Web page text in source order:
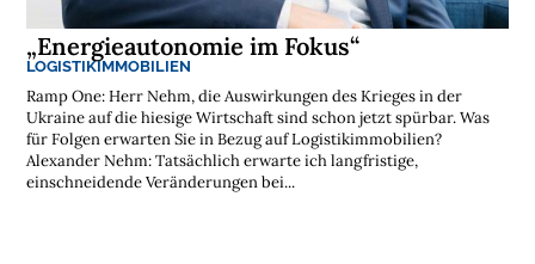
„Energieautonomie im Fokus“
LOGISTIKIMMOBILIEN
Ramp One: Herr Nehm, die Auswirkungen des Krieges in der
Ukraine auf die hiesige Wirtschaft sind schon jetzt spürbar. Was
für Folgen erwarten Sie in Bezug auf Logistikimmobilien?
Alexander Nehm: Tatsächlich erwarte ich langfristige,
einschneidende Veränderungen bei...